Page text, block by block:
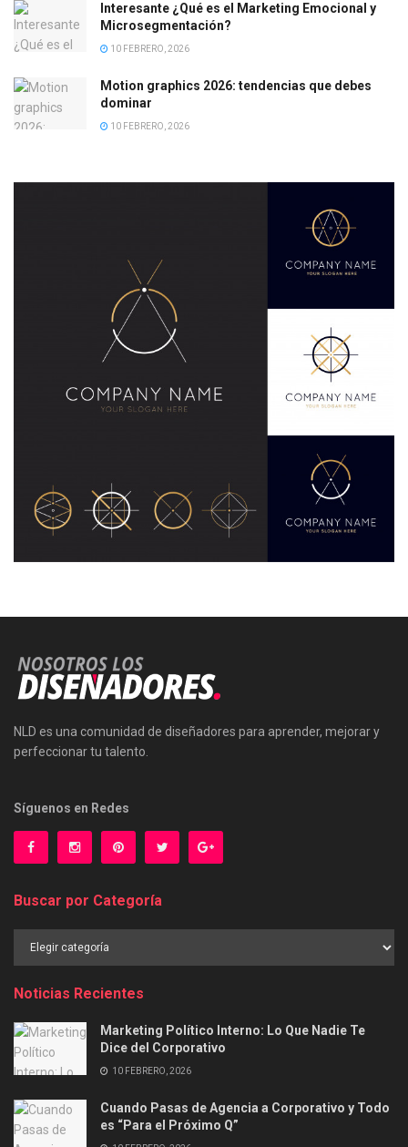
Interesante ¿Qué es el Marketing Emocional y
Microsegmentación?
10 FEBRERO, 2026
Motion graphics 2026: tendencias que debes
dominar
10 FEBRERO, 2026
NLD es una comunidad de diseñadores para aprender, mejorar y
perfeccionar tu talento.
Síguenos en Redes
Buscar por Categoría
Buscar
Noticias Recientes
Marketing Político Interno: Lo Que Nadie Te
Dice del Corporativo
10 FEBRERO, 2026
Cuando Pasas de Agencia a Corporativo y Todo
es “Para el Próximo Q”